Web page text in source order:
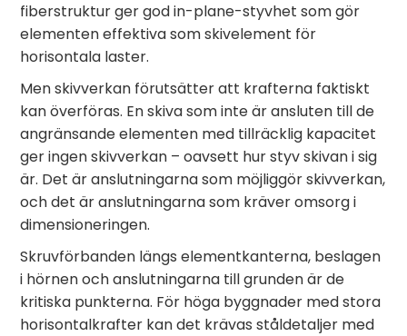
fiberstruktur ger god in-plane-styvhet som gör
elementen effektiva som skivelement för
horisontala laster.
Men skivverkan förutsätter att krafterna faktiskt
kan överföras. En skiva som inte är ansluten till de
angränsande elementen med tillräcklig kapacitet
ger ingen skivverkan – oavsett hur styv skivan i sig
är. Det är anslutningarna som möjliggör skivverkan,
och det är anslutningarna som kräver omsorg i
dimensioneringen.
Skruvförbanden längs elementkanterna, beslagen
i hörnen och anslutningarna till grunden är de
kritiska punkterna. För höga byggnader med stora
horisontalkrafter kan det krävas ståldetaljer med